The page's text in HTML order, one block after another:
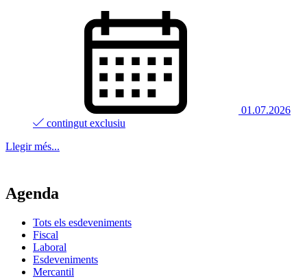
01.07.2026
contingut exclusiu
Llegir més...
Agenda
Tots els esdeveniments
Fiscal
Laboral
Esdeveniments
Mercantil